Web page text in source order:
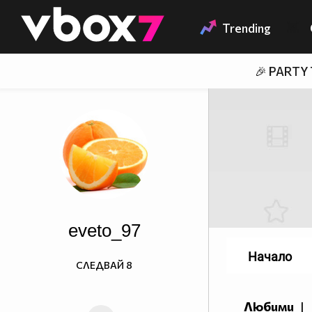
👾 Trending
🎉 PARTY
eveto_97
СЛЕДВАЙ 8
Любими |
Начало